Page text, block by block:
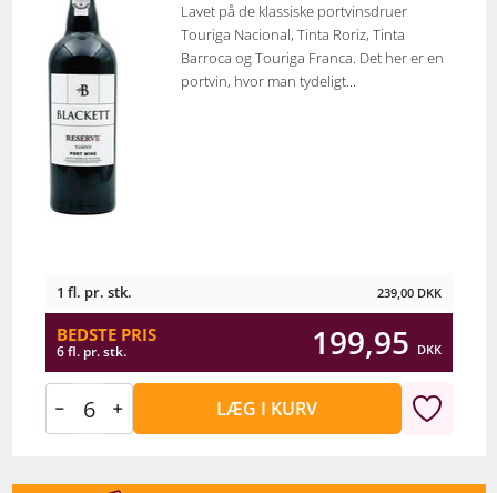
Lavet på de klassiske portvinsdruer
Touriga Nacional, Tinta Roriz, Tinta
Barroca og Touriga Franca. Det her er en
portvin, hvor man tydeligt...
1 fl. pr. stk. 239,00 DKK
BEDSTE PRIS
6 fl. pr. stk. 199,95 DKK
LÆG I KURV